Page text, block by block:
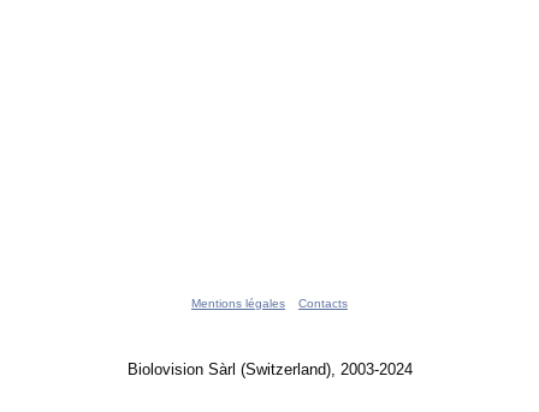
Mentions légales Contacts
Biolovision Sàrl (Switzerland), 2003-2024